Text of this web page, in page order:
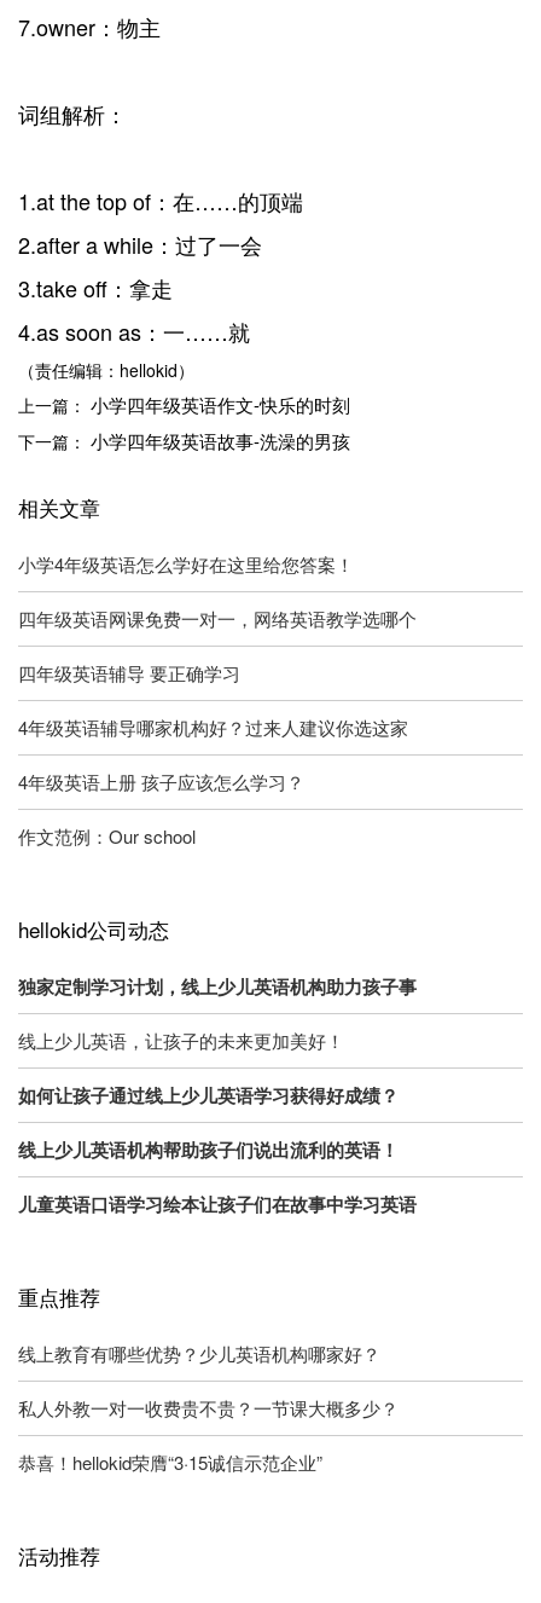
7.owner：物主
词组解析：
1.at the top of：在……的顶端
2.after a while：过了一会
3.take off：拿走
4.as soon as：一……就
（责任编辑：hellokid）
上一篇： 小学四年级英语作文-快乐的时刻
下一篇： 小学四年级英语故事-洗澡的男孩
相关文章
小学4年级英语怎么学好在这里给您答案！
四年级英语网课免费一对一，网络英语教学选哪个
四年级英语辅导 要正确学习
4年级英语辅导哪家机构好？过来人建议你选这家
4年级英语上册 孩子应该怎么学习？
作文范例：Our school
hellokid公司动态
独家定制学习计划，线上少儿英语机构助力孩子事
线上少儿英语，让孩子的未来更加美好！
如何让孩子通过线上少儿英语学习获得好成绩？
线上少儿英语机构帮助孩子们说出流利的英语！
儿童英语口语学习绘本让孩子们在故事中学习英语
重点推荐
线上教育有哪些优势？少儿英语机构哪家好？
私人外教一对一收费贵不贵？一节课大概多少？
恭喜！hellokid荣膺“3·15诚信示范企业”
活动推荐